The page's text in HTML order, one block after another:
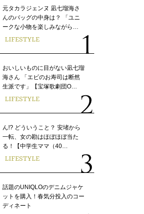
元タカラジェンヌ 凪七瑠海さ
んのバッグの中身は？ 「ユニ
ークな小物を楽しみながら…
LIFESTYLE
おいしいものに目がない凪七瑠
海さん 「エビのお寿司は断然
生派です」【宝塚歌劇団O…
LIFESTYLE
ん!? どういうこと？ 安堵から
一転、女の勘はほぼほぼ当た
る！【中学生ママ（40…
LIFESTYLE
話題のUNIQLOのデニムジャケ
ットを購入！春気分投入のコー
ディネート